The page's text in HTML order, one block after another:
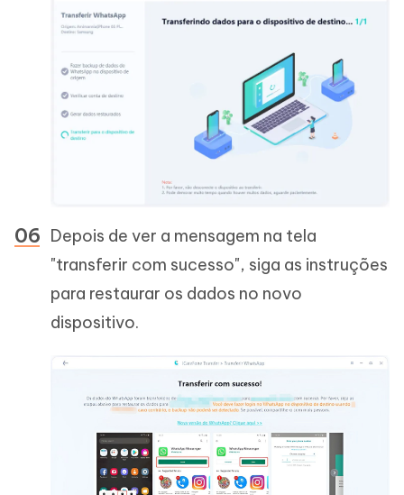
Depois de ver a mensagem na tela
"transferir com sucesso", siga as instruções
para restaurar os dados no novo
dispositivo.